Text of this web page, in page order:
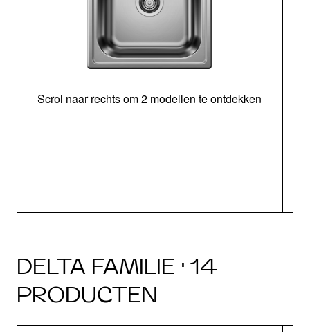
Scrol naar rechts om 2 modellen te ontdekken
DELTA FAMILIE · 14
PRODUCTEN